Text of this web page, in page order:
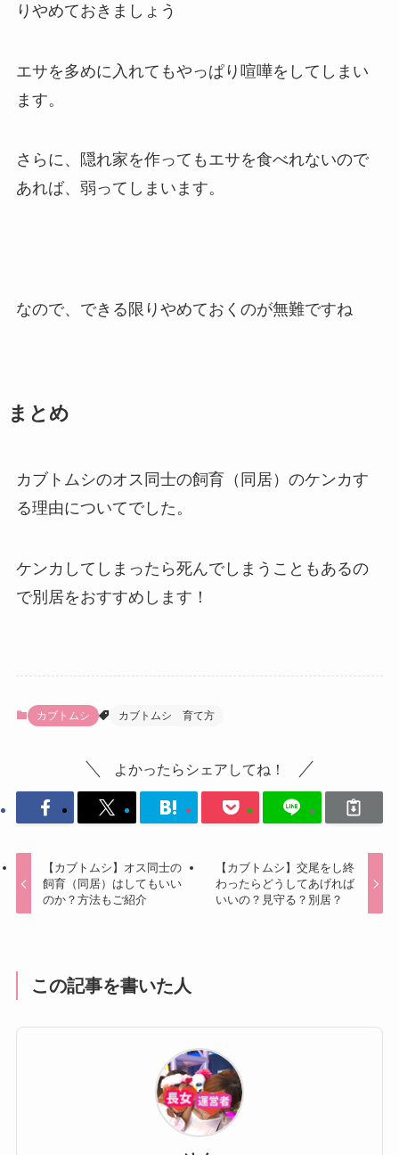
りやめておきましょう
エサを多めに入れてもやっぱり喧嘩をしてしまい
ます。
さらに、隠れ家を作ってもエサを食べれないので
あれば、弱ってしまいます。
なので、できる限りやめておくのが無難ですね
まとめ
カブトムシのオス同士の飼育（同居）のケンカす
る理由についてでした。
ケンカしてしまったら死んでしまうこともあるの
で別居をおすすめします！
カブトムシ カブトムシ 育て方
よかったらシェアしてね！
【カブトムシ】オス同士の
飼育（同居）はしてもいい
のか？方法もご紹介
【カブトムシ】交尾をし終
わったらどうしてあげれば
いいの？見守る？別居？
この記事を書いた人